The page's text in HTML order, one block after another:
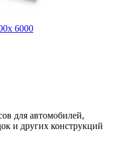
6000
для автомобилей,
и других конструкций